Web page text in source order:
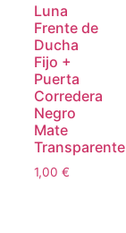
Luna
Frente de
Ducha
Fijo +
Puerta
Corredera
Negro
Mate
Transparente
1,00 €